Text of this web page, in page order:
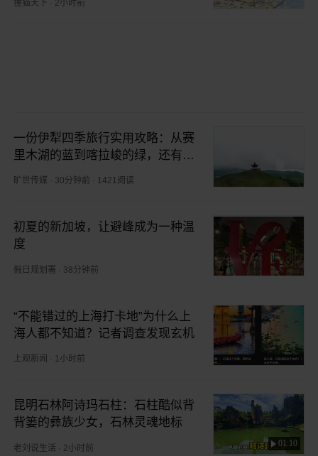
狸猫天下 2小时前
一份伊犁四季旅行实用攻略：从赛
里木湖的蓝到喀拉峻的绿，还有独
旷世传媒 30分钟前 1421阅读
初夏的新加坡，让避峰成为一种温
度
假日规划署 38分钟前
“不能错过的上海打卡地”为什么上
海人都不知道？记者调查发现玄机
上观新闻 1小时前
昆明石林阿诗玛石柱：石柱酷似背
背篓的彝族少女，石林灵魂地标
01:10
老刘说生活 2小时前